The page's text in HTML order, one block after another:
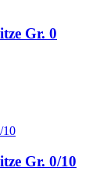
Gr. 0
Gr. 0/10